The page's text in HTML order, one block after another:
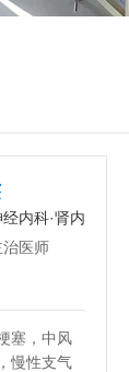
内科·肾内科
治医师
塞，中风
慢性支气